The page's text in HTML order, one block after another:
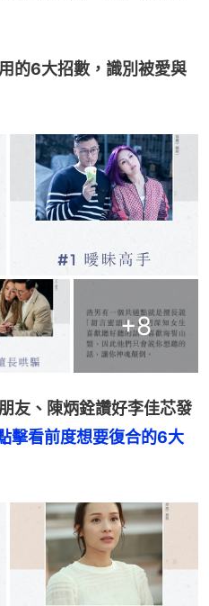
的6大招數，識別被愛與
+8
、陳炳銓讚好李佳芯發
擊看前度想要復合的6大